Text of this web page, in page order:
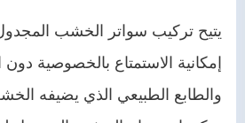
يتيح تركيب سواتر الخشب المجدول
إمكانية الاستمتاع بالخصوصية
والطابع الطبيعي الذي يضيفه